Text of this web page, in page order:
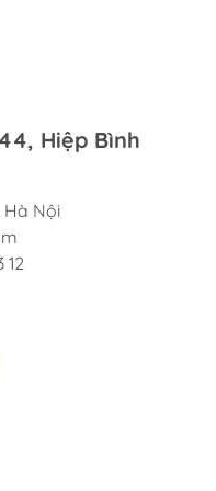
Hiệp Bình
Hà Nội
12